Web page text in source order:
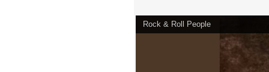
Rock & Roll People